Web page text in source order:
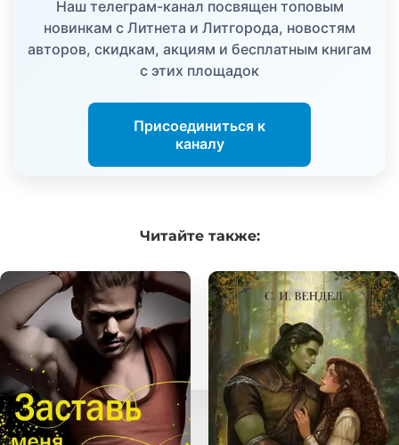
Наш телеграм-канал посвящен топовым
новинкам с Литнета и Литгорода, новостям
авторов, скидкам, акциям и бесплатным книгам
с этих площадок
Присоединиться к
каналу
Читайтетакже: